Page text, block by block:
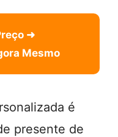
➜
Mesmo
é
presente de